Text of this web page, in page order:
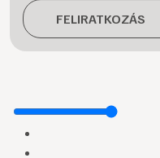
FELIRATKOZÁS